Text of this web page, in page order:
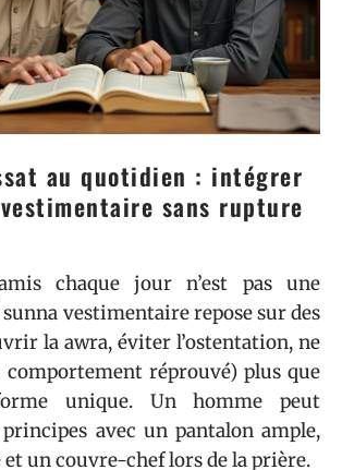
au quotidien : intégrer
sans rupture
chaque jour n’est pas une
vestimentaire repose sur des
la awra, éviter l’ostentation, ne
réprouvé) plus que
unique. Un homme peut
avec un pantalon ample,
un couvre-chef lors de la prière.